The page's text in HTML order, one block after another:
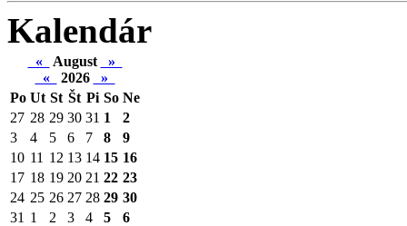
Kalendár
« August
»
«
2026
»
Po Ut St Št Pi So Ne
27 28 29 30 31 1
2
3
4 5 6 7 8
9
10 11 12 13 14 15 16
17 18 19 20 21 22 23
24 25 26 27 28 29 30
31 1 2 3 4 5 6